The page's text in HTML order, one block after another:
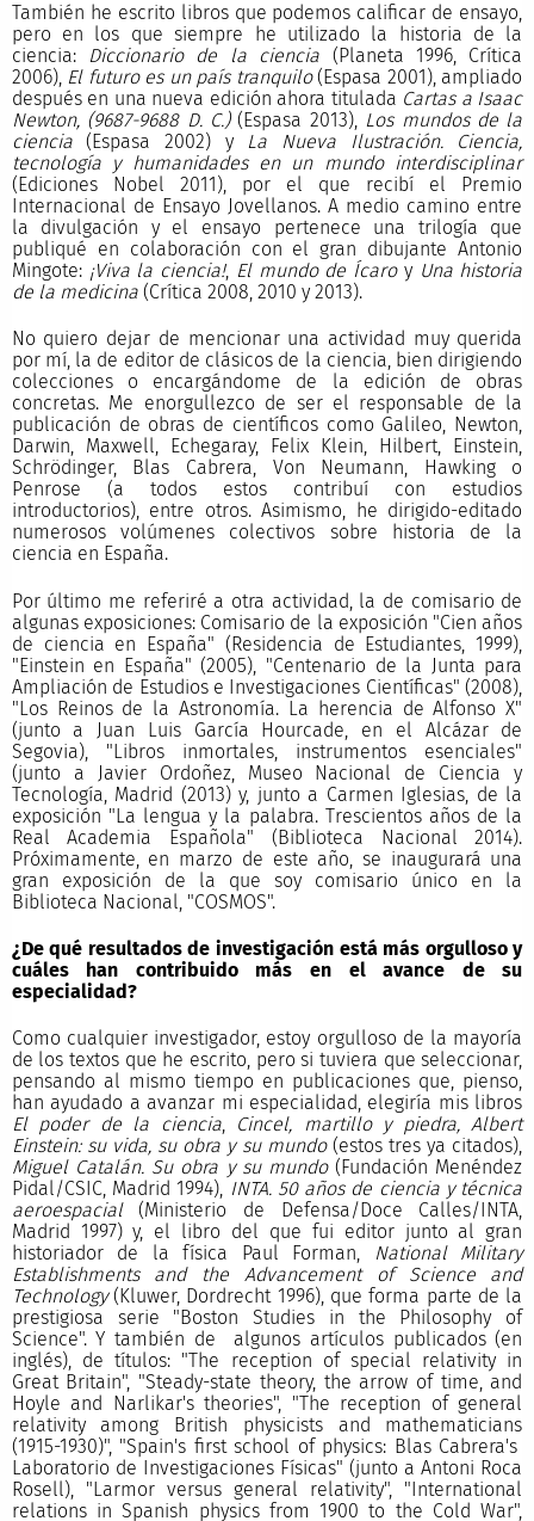
También he escrito libros que podemos calificar de ensayo,
pero en los que siempre he utilizado la historia de la
ciencia: Diccionario de la ciencia (Planeta 1996, Crítica
2006), El futuro es un país tranquilo(Espasa 2001), ampliado
después en una nueva edición ahora titulada Cartas a Isaac
Newton, (9687-9688 D. C.)(Espasa 2013), Los mundos de la
ciencia(Espasa 2002) y La Nueva Ilustración. Ciencia,
tecnología y humanidades en un mundo interdisciplinar
(Ediciones Nobel 2011), por el que recibí el Premio
Internacional de Ensayo Jovellanos. A medio camino entre
la divulgación y el ensayo pertenece una trilogía que
publiqué en colaboración con el gran dibujante Antonio
Mingote: ¡Viva la ciencia!, El mundo de Ícaroy Una historia
de la medicina(Crítica 2008, 2010 y 2013).
No quiero dejar de mencionar una actividad muy querida
por mí, la de editor de clásicos de la ciencia, bien dirigiendo
colecciones o encargándome de la edición de obras
concretas. Me enorgullezco de ser el responsable de la
publicación de obras de científicos como Galileo, Newton,
Darwin, Maxwell, Echegaray, Felix Klein, Hilbert, Einstein,
Schrödinger, Blas Cabrera, Von Neumann, Hawking o
Penrose (a todos estos contribuí con estudios
introductorios), entre otros. Asimismo, he dirigido-editado
numerosos volúmenes colectivos sobre historia de la
ciencia en España.
Por último me referiré a otra actividad, la de comisario de
algunas exposiciones: Comisario de la exposición "Cien años
de ciencia en España" (Residencia de Estudiantes, 1999),
"Einstein en España" (2005), "Centenario de la Junta para
Ampliación de Estudios e Investigaciones Científicas" (2008),
"Los Reinos de la Astronomía. La herencia de Alfonso X"
(junto a Juan Luis García Hourcade, en el Alcázar de
Segovia), "Libros inmortales, instrumentos esenciales"
(junto a Javier Ordoñez, Museo Nacional de Ciencia y
Tecnología, Madrid (2013) y, junto a Carmen Iglesias, de la
exposición "La lengua y la palabra. Trescientos años de la
Real Academia Española" (Biblioteca Nacional 2014).
Próximamente, en marzo de este año, se inaugurará una
gran exposición de la que soy comisario único en la
Biblioteca Nacional, "COSMOS".
¿De qué resultados de investigación está más orgulloso y
cuáles han contribuido más en el avance de su
especialidad?
Como cualquier investigador, estoy orgulloso de la mayoría
de los textos que he escrito, pero si tuviera que seleccionar,
pensando al mismo tiempo en publicaciones que, pienso,
han ayudado a avanzar mi especialidad, elegiría mis libros
El poder de la ciencia, Cincel, martillo y piedra, Albert
Einstein: su vida, su obra y su mundo(estos tres ya citados),
Miguel Catalán. Su obra y su mundo(Fundación Menéndez
Pidal/CSIC, Madrid 1994), INTA. 50 años de ciencia y técnica
aeroespacial(Ministerio de Defensa/Doce Calles/INTA,
Madrid 1997) y, el libro del que fui editor junto al gran
historiador de la física Paul Forman,
National Military
Establishments and the Advancement of Science and
Technology(Kluwer, Dordrecht 1996), que forma parte de la
prestigiosa serie "Boston Studies in the Philosophy of
Science". Y también de algunos artículos publicados (en
inglés), de títulos: "The reception of special relativity in
Great Britain", "Steady-state theory, the arrow of time, and
Hoyle and Narlikar's theories", "The reception of general
relativity among British physicists and mathematicians
(1915-1930)", "Spain's first school of physics: Blas Cabrera's
Laboratorio de Investigaciones Físicas" (junto a Antoni Roca
Rosell), "Larmor versus general relativity", "International
relations in Spanish physics from 1900 to the Cold War",